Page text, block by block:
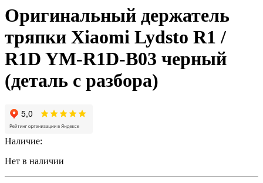
Оригинальный держатель
тряпки Xiaomi Lydsto R1 /
R1D YM-R1D-B03 черный
(деталь с разбора)
Наличие:
Нет в наличии